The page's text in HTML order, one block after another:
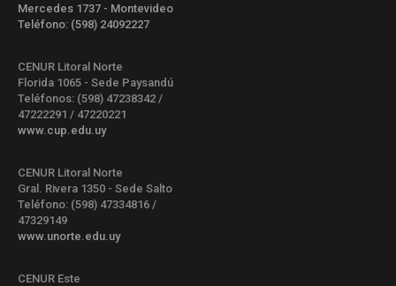
Mercedes 1737 - Montevideo
Teléfono: (598) 24092227
CENUR Litoral Norte
Florida 1065 - Sede Paysandú
Teléfonos: (598) 47238342 /
47222291 / 47220221
www.cup.edu.uy
CENUR Litoral Norte
Gral. Rivera 1350 - Sede Salto
Teléfono: (598) 47334816 /
47329149
www.unorte.edu.uy
CENUR Este